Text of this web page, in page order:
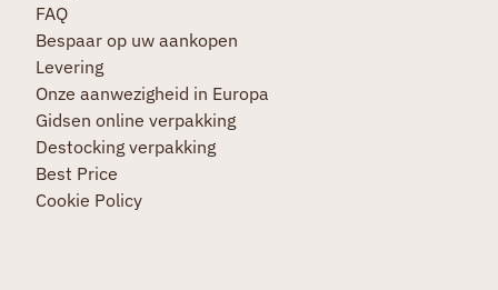
FAQ
Bespaar op uw aankopen
Levering
Onze aanwezigheid in Europa
Gidsen online verpakking
Destocking verpakking
Best Price
Cookie Policy